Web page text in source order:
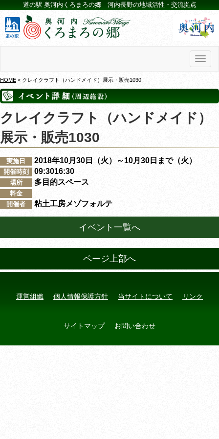
道の駅 奥河内くろまろの郷 河内長野の地域活性・交流拠点
HOME < クレイクラフト（ハンドメイド）展示・販売1030
クレイクラフト（ハンドメイド）
展示・販売1030
実施日 2018年10月30日（火）～10月30日まで（火）
開催時刻 09:3016:30
場所 多目的スペース
料金
開催者
粘土工房メゾフォルテ
イベント一覧へ
ページ上部へ
運営組織 個人情報保護方針 当サイトについて リンク
サイトマップ お問い合わせ